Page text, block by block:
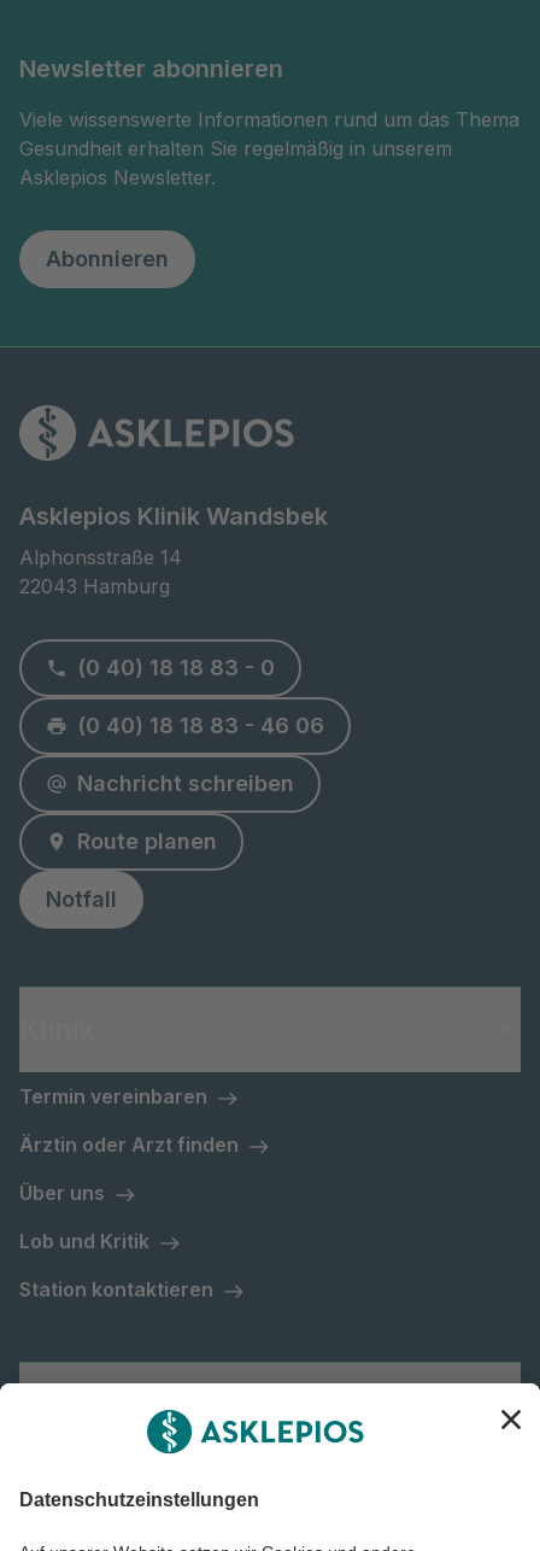
Newsletter abonnieren
Viele wissenswerte Informationen rund um das Thema
Gesundheit erhalten Sie regelmäßig in unserem
Asklepios Newsletter.
Abonnieren
Asklepios Klinik Wandsbek
Alphonsstraße 14
22043 Hamburg
(0 40) 18 18 83 - 0
(0 40) 18 18 83 - 46 06
Nachricht schreiben
Route planen
Notfall
Termin vereinbaren
Ärztin oder Arzt finden
Über uns
Lob und Kritik
Station kontaktieren
Asklepios Gruppe